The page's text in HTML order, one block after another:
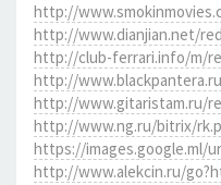
http://
http://www.dianjian.net/
http://club-ferrari.info/m/
http://
http://www.gitaristam.ru/
http://www.ng.ru/bitrix/
https://images.google.ml/
http://www.alekcin.ru/